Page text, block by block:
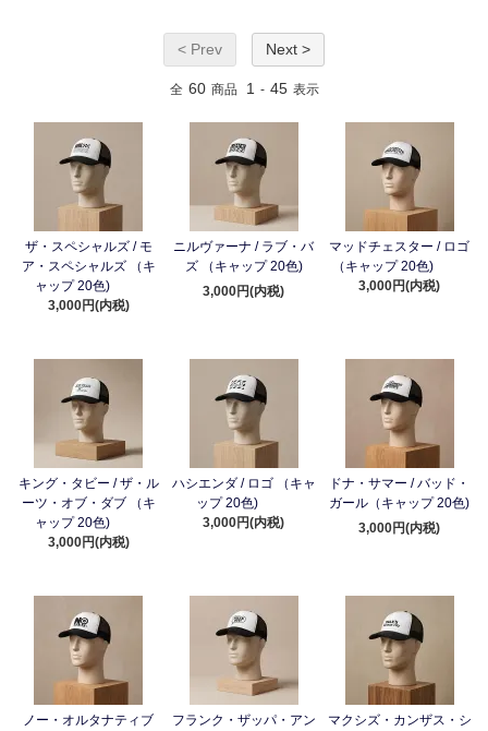
< Prev Next >
全 60 商品 1 - 45 表示
ザ・スペシャルズ / モ
ア・スペシャルズ （キ
ャップ 20色)
3,000円(内税)
ニルヴァーナ / ラブ・バ
ズ （キャップ 20色)
3,000円(内税)
マッドチェスター / ロゴ
（キャップ 20色)
3,000円(内税)
キング・タビー / ザ・ル
ーツ・オブ・ダブ （キ
ャップ 20色)
3,000円(内税)
ハシエンダ / ロゴ （キャ
ップ 20色)
3,000円(内税)
ドナ・サマー / バッド・
ガール（キャップ 20色)
3,000円(内税)
ノー・オルタナティブ
フランク・ザッパ・アン
マクシズ・カンザス・シ